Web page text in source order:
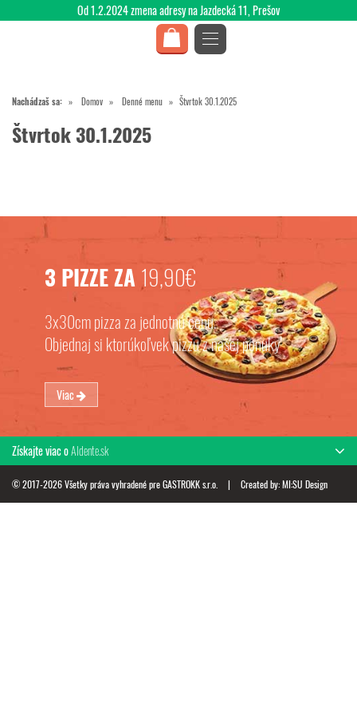
Nachádzaš sa: Domov Denné menu Štvrtok 30.1.2025
Štvrtok 30.1.2025
3 PIZZE ZA 19,90€
3x30cm pizza za jednotnú cenu.
Objednaj si ktorúkoľvek pizzu z našej ponuky
Viac
Získajte viac oAldente.sk
© 2017-2026 Všetky práva vyhradené pre GASTROKK s.r.o. | Created by:MI:SU Design
Od 1.2.2024 zmena adresy na Jazdecká 11, Prešov